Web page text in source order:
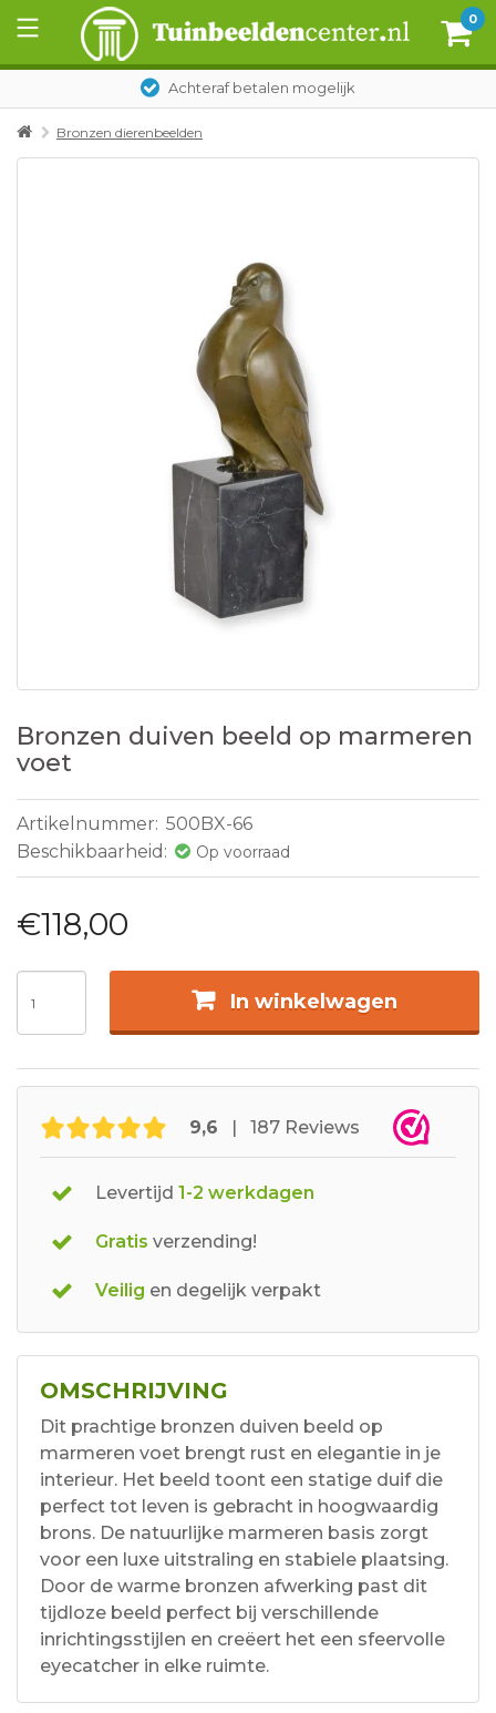
0
Achteraf betalen mogelijk
Bronzen dierenbeelden
Bronzen duiven beeld op marmeren
voet
Artikelnummer: 500BX-66
Beschikbaarheid:
Op voorraad
€118,00
In winkelwagen
9,6 | 187 Reviews
Levertijd 1-2 werkdagen
Gratis verzending!
Veilig en degelijk verpakt
OMSCHRIJVING
Dit prachtige bronzen duiven beeld op
marmeren voet brengt rust en elegantie in je
interieur. Het beeld toont een statige duif die
perfect tot leven is gebracht in hoogwaardig
brons. De natuurlijke marmeren basis zorgt
voor een luxe uitstraling en stabiele plaatsing.
Door de warme bronzen afwerking past dit
tijdloze beeld perfect bij verschillende
inrichtingsstijlen en creëert het een sfeervolle
eyecatcher in elke ruimte.